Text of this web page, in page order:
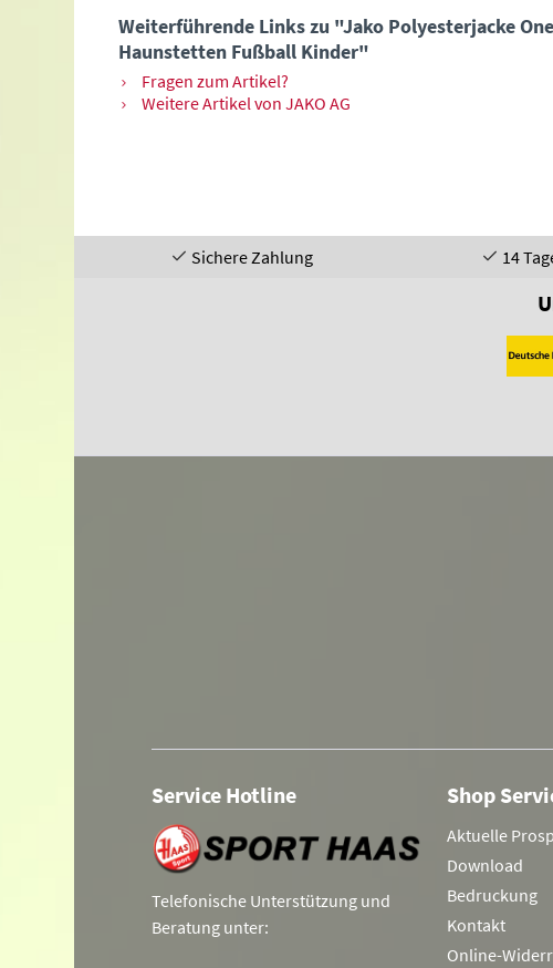
Weiterführende Links zu "Jako Polyesterjacke
Haunstetten Fußball Kinder"
Fragen zum Artikel?
Weitere Artikel von JAKO AG
Sichere Zahlung 14
Service Hotline
Telefonische Unterstützung und
Beratung unter:
Shop
Aktuelle
Download
Bedruckung
Kontakt
Online-